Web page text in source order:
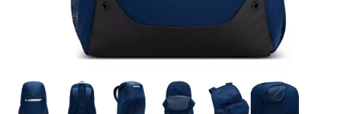
Créer une boutique club
Boutiques clubs